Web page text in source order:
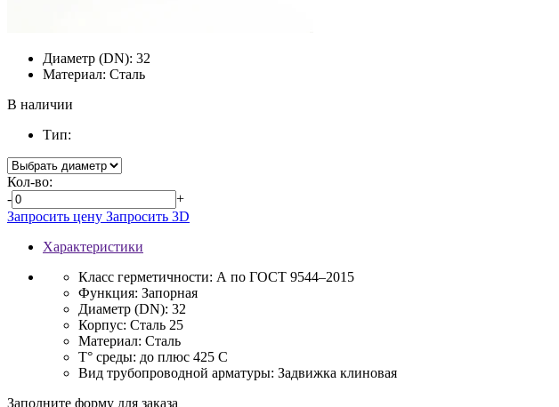
Диаметр (DN): 32
Материал: Сталь
В наличии
Тип:
Кол-во:
-
+
Запросить цену Запросить 3D
Характеристики
Класс герметичности: А по ГОСТ 9544–2015
Функция: Запорная
Диаметр (DN): 32
Корпус: Сталь 25
Материал: Сталь
T° среды: до плюс 425 С
Вид трубопроводной арматуры: Задвижка клиновая
Заполните форму для заказа